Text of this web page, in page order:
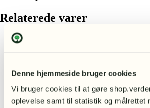
Denne hjemmeside bruger cookies
Vi bruger cookies til at gøre
oplevelse samt til statistik og
Relaterede varer